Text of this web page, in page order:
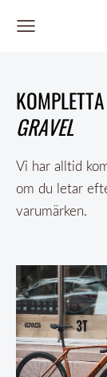
GRAVEL
Vi har alltid
om du letar
varumärken.